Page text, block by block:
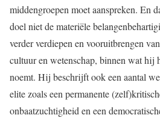
middengroepen moet aanspreken. En
doel niet de materiële
verder verdiepen en vooruitbrengen
cultuur en wetenschap, binnen wat hij
noemt. Hij beschrijft ook een aantal
elite zoals een permanente
onbaatzuchtigheid en een